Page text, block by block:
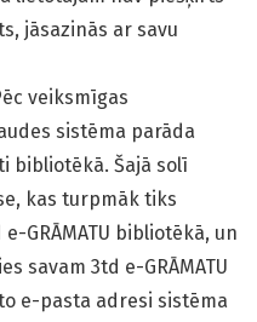
jāsazinās ar savu
veiksmīgas
sistēma parāda
bibliotēkā. Šajā solī
kas turpmāk tiks
GRĀMATU bibliotēkā, un
savam 3td e-GRĀMATU
e-pasta adresi sistēma